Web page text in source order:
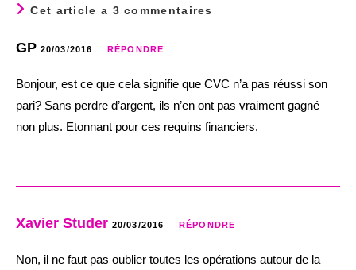
Cet article a 3 commentaires
GP 20/03/2016 RÉPONDRE
Bonjour, est ce que cela signifie que CVC n’a pas réussi son
pari? Sans perdre d’argent, ils n’en ont pas vraiment gagné
non plus. Etonnant pour ces requins financiers.
Xavier Studer 20/03/2016 RÉPONDRE
Non, il ne faut pas oublier toutes les opérations autour de la